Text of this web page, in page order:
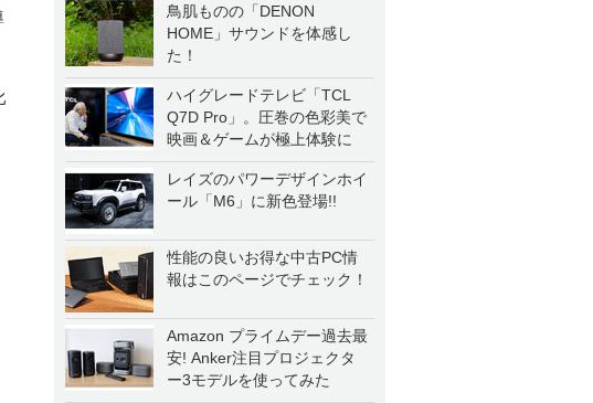
鳥肌ものの「DENON
HOME」サウンドを体感し
た！
ハイグレードテレビ「TCL
Q7D Pro」。圧巻の色彩美で
映画＆ゲームが極上体験に
レイズのパワーデザインホイ
ール「M6」に新色登場!!
性能の良いお得な中古PC情
報はこのページでチェック！
Amazon プライムデー過去最
安! Anker注目プロジェクタ
ー3モデルを使ってみた